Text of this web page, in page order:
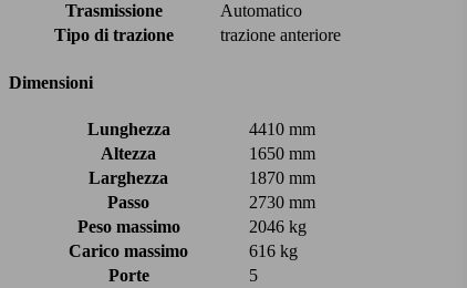
Trasmissione
Automatico
Tipo di trazione
trazione anteriore
Dimensioni
Lunghezza
4410 mm
Altezza
1650 mm
Larghezza
1870 mm
Passo
2730 mm
Peso massimo
2046 kg
Carico massimo
616 kg
Porte
5